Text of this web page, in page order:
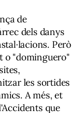
de
dels danys
Però
o "dominguero"
les sortides
A més, et
que